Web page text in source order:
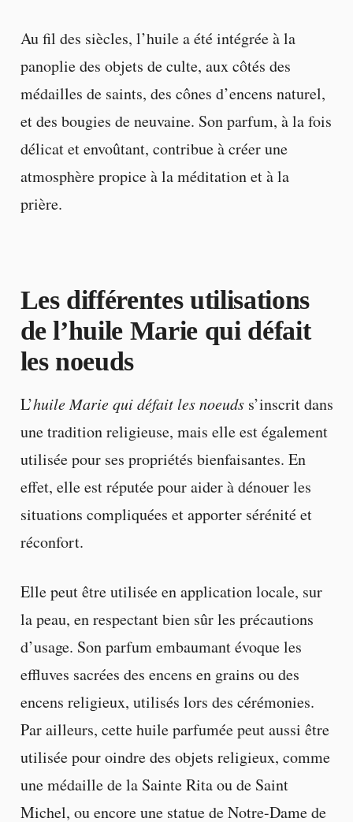
Au fil des siècles, l’huile a été intégrée à la
panoplie des objets de culte, aux côtés des
médailles de saints, des cônes d’encens naturel,
et des bougies de neuvaine. Son parfum, à la fois
délicat et envoûtant, contribue à créer une
atmosphère propice à la méditation et à la
prière.
Les différentes utilisations
de l’huile Marie qui défait
les noeuds
L’huile Marie qui défait les noeudss’inscrit dans
une tradition religieuse, mais elle est également
utilisée pour ses propriétés bienfaisantes. En
effet, elle est réputée pour aider à dénouer les
situations compliquées et apporter sérénité et
réconfort.
Elle peut être utilisée en application locale, sur
la peau, en respectant bien sûr les précautions
d’usage. Son parfum embaumant évoque les
effluves sacrées des encens en grains ou des
encens religieux, utilisés lors des cérémonies.
Par ailleurs, cette huile parfumée peut aussi être
utilisée pour oindre des objets religieux, comme
une médaille de la Sainte Rita ou de Saint
Michel, ou encore une statue de Notre-Dame de